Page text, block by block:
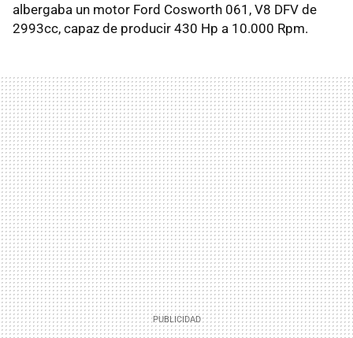
albergaba un motor Ford Cosworth 061, V8 DFV de
2993cc, capaz de producir 430 Hp a 10.000 Rpm.